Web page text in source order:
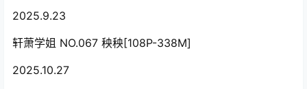
2025.9.23
轩萧学姐 NO.067 秧秧[108P-338M]
2025.10.27